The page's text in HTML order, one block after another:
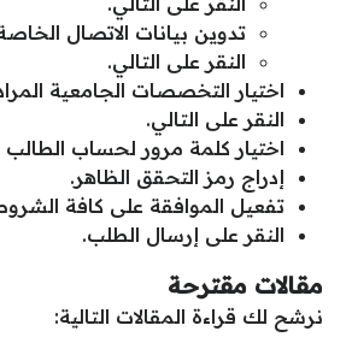
تدوين بيانات الاتصال
النقر على التالي.
اختيار التخصصات الجامعية
النقر على التالي.
اختيار كلمة مرور لحساب الطالب
إدراج رمز التحقق الظاهر.
تفعيل الموافقة على كافة
النقر على إرسال الطلب.
مقالات مقترحة
نرشح لك قراءة المقالات التالية: